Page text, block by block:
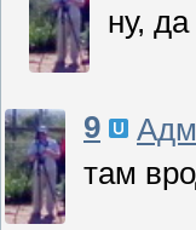
ну,
9
там